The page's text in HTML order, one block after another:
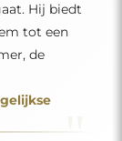
Hij biedt
tot een
de